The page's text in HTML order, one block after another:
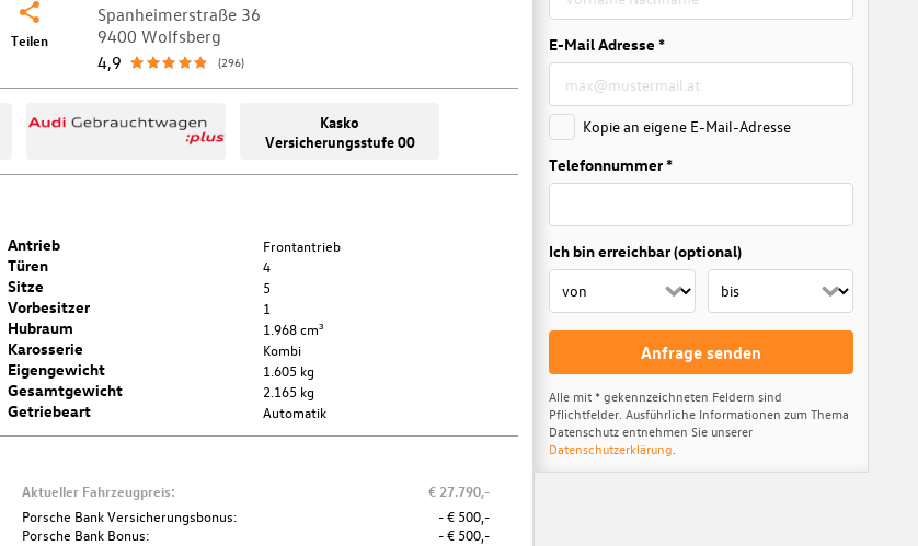
Spanheimerstraße 36
9400 Wolfsberg
4,9
(296)
Teilen
Kasko
Versicherungsstufe 00
Antrieb Frontantrieb
Türen 4
Sitze 5
Vorbesitzer 1
Hubraum 1.968 cm³
Karosserie Kombi
Eigengewicht 1.605 kg
Gesamtgewicht 2.165 kg
Getriebeart Automatik
Porsche Bank Versicherungsbonus Audi Gebrauchtwagen :plus
Aktueller Fahrzeugpreis:
€ 27.790,-
Porsche Bank Versicherungsbonus:
- € 500,-
Porsche Bank Bonus:
- € 500,-
E-Mail Adresse *
Kopie an eigene E-Mail-Adresse
Telefonnummer *
Ich bin erreichbar (optional)
Anfrage senden
Alle mit * gekennzeichneten Feldern sind
Pflichtfelder. Ausführliche Informationen zum Thema
Datenschutz entnehmen Sie unserer
Datenschutzerklärung